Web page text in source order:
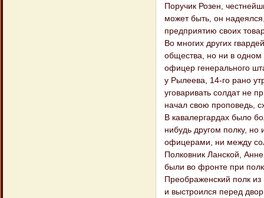
Поручик Розен,
может быть, он
предприятию своих
Во многих других
общества, но ни в одном
офицер генерального
у Рылеева, 14-го рано
уговаривать солдат не
начал свою проповедь,
В кавалергардах было
нибудь другом полку,
офицерами, ни между
Полковник Ланской,
были во фронте при
Преображенский полк
и выстроился перед